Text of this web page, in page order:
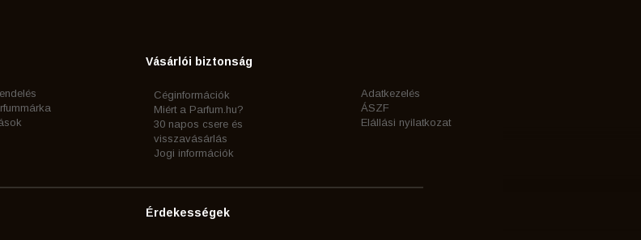
Vásárlói biztonság
Céginformációk
Miért a Parfum.hu?
30 napos csere és
visszavásárlás
Jogi információk
Adatkezelés
ÁSZF
Elállási nyilatkozat
Érdekességek